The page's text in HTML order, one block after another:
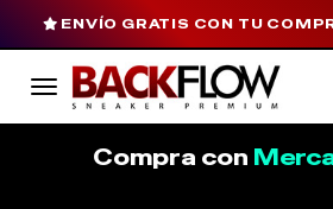
Toggle navigation
ENVÍO GRATIS CON TU
Compra con